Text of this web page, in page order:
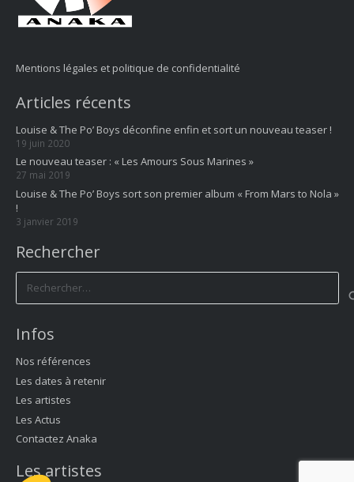
Mentions légales et politique de confidentialité
Articles récents
Louise & The Po’ Boys déconfine enfin et sort un nouveau teaser !
19 juin 2020
Le nouveau teaser : « Les Amours Sous Marines »
27 mai 2019
Louise & The Po’ Boys sort son premier album « From Mars to Nola »
!
3 janvier 2019
Rechercher
Infos
Nos références
Les dates à retenir
Les artistes
Les Actus
Contactez Anaka
Les artistes